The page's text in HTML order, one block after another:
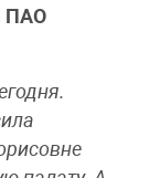
ПАО